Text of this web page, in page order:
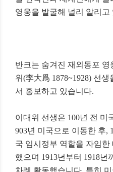
영웅을 발굴해 널리 알리고
반크는 숨겨진 재외동포 영
위(李大爲 1878~1928) 선
서 홍보하고 있습니다.
이대위 선생은 100년 전 미
903년 미국으로 이동한 후,
국 임시정부 역할을 자임
했으며 1913년부터 1918년